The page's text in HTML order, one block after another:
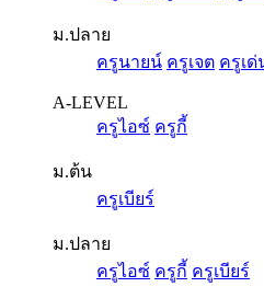
ม.ปลาย
ครูนายน์ ครูเจต ครูเด่
A-LEVEL
ครูไอซ์ ครูกี้
ม.ต้น
ครูเบียร์
ม.ปลาย
ครูไอซ์ ครูกี้ ครูเบียร์